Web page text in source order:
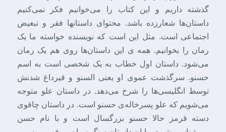
گذشته داریم و این کتاب را می‌خوانیم فکر نمی‌کنیم
داستان‌ها شعارزده باشد. محتوای داستانها فقر و تبعیض
اجتماعی است. مثل این است که نویسنده خواسته ما یک
رمان را بخوانیم. همه ی این داستان‌ها روی هم یک رمان
می‌شود. داستان اول خطاب به یک شخصی است به اسم
حسنو. سرگذشت عموی او یعنی السنو و قیرداغ شدنش
توسط انگلیسی‌ها را شرح می‌دهد. در داستان علو متوجه
می‌شویم که علو پسرخاله‌ی حسنو است. در داستان چاقوی
دسته قرمز حالا حسنو بزرگسال است و با نام حسن